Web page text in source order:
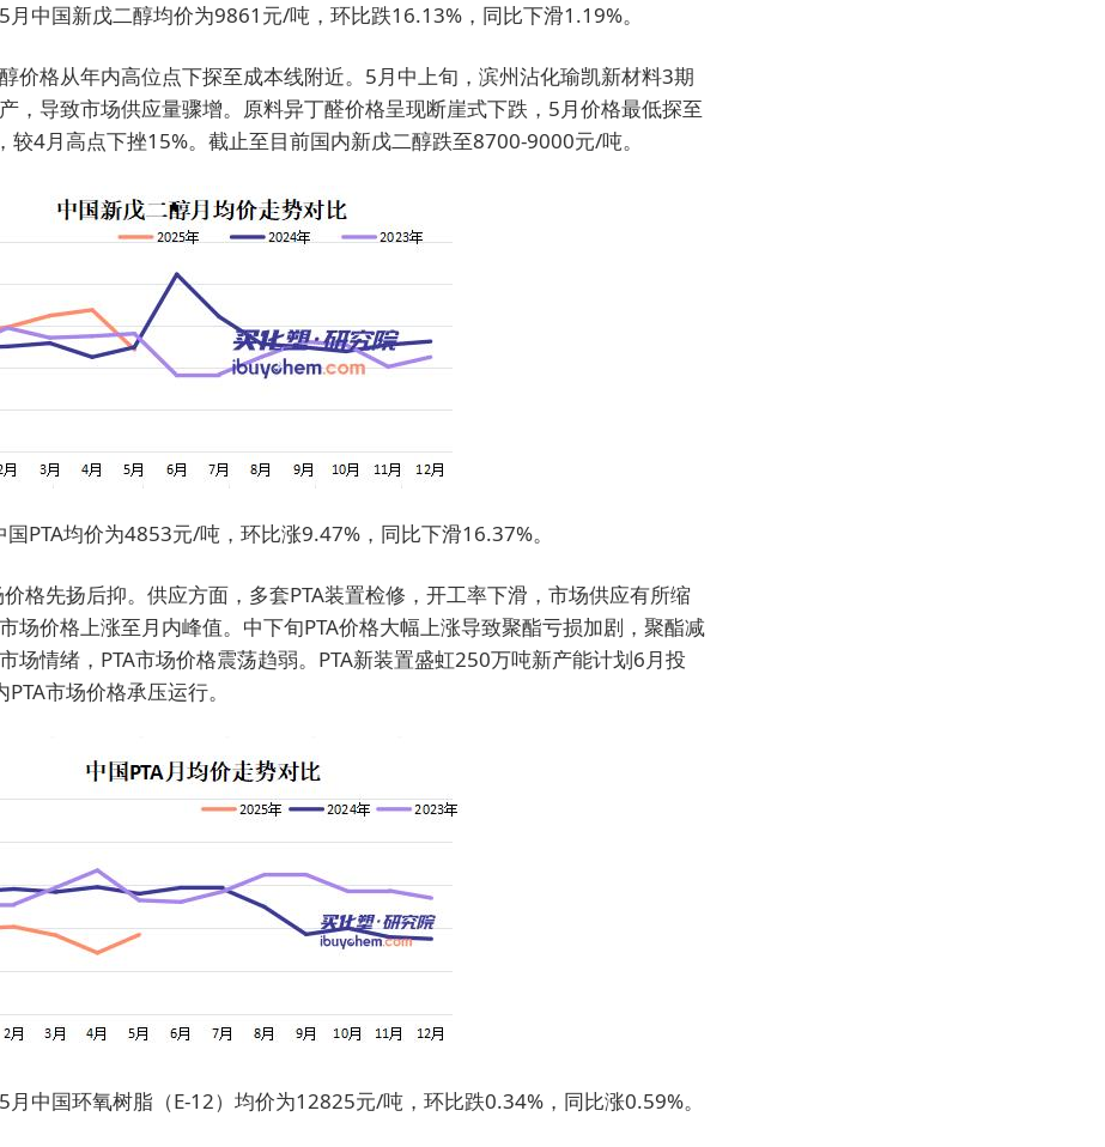
5月中国新戊二醇均价为9861元/吨，环比跌16.13%，同比下滑1.19%。
价格从年内高位点下探至成本线附近。5月中上旬，滨州沾化瑜凯新材料3期
，导致市场供应量骤增。原料异丁醛价格呈现断崖式下跌，5月价格最低探至
较4月高点下挫15%。截止至目前国内新戊二醇跌至8700-9000元/吨。
国PTA均价为4853元/吨，环比涨9.47%，同比下滑16.37%。
价格先扬后抑。供应方面，多套PTA装置检修，开工率下滑，市场供应有所缩
场价格上涨至月内峰值。中下旬PTA价格大幅上涨导致聚酯亏损加剧，聚酯减
场情绪，PTA市场价格震荡趋弱。PTA新装置盛虹250万吨新产能计划6月投
市场价格承压运行。
5月中国环氧树脂（E-12）均价为12825元/吨，环比跌0.34%，同比涨0.59%。